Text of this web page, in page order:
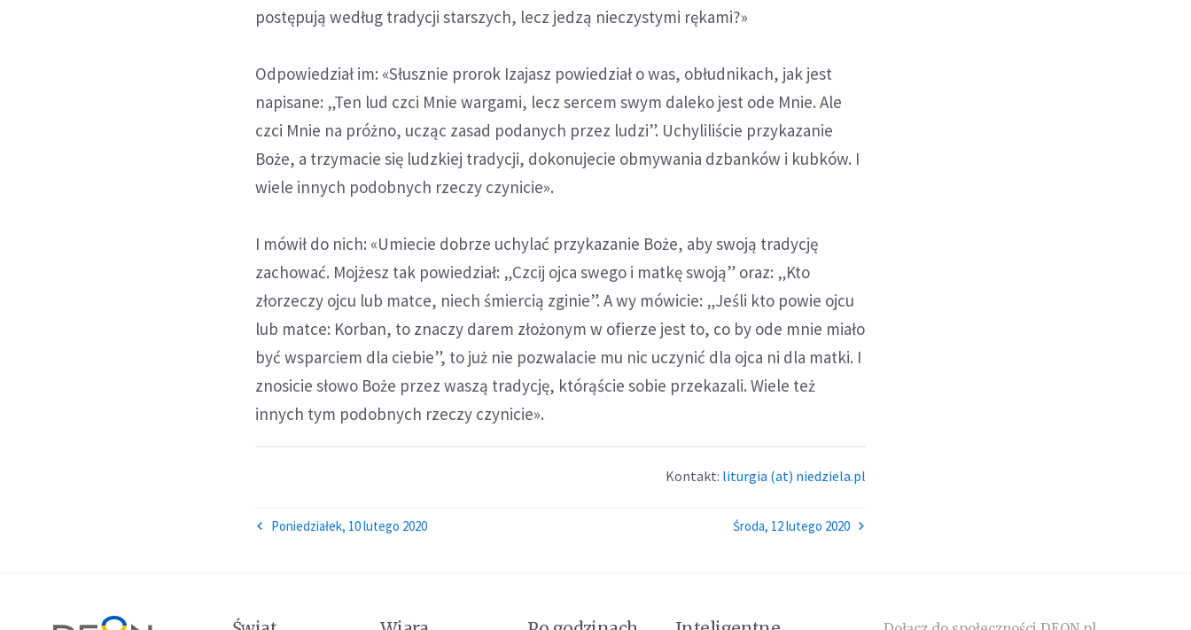
postępują według tradycji starszych, lecz jedzą nieczystymi rękami?»
Odpowiedział im: «Słusznie prorok Izajasz powiedział o was, obłudnikach, jak jest
napisane: „Ten lud czci Mnie wargami, lecz sercem swym daleko jest ode Mnie. Ale
czci Mnie na próżno, ucząc zasad podanych przez ludzi”. Uchyliliście przykazanie
Boże, a trzymacie się ludzkiej tradycji, dokonujecie obmywania dzbanków i kubków. I
wiele innych podobnych rzeczy czynicie».
I mówił do nich: «Umiecie dobrze uchylać przykazanie Boże, aby swoją tradycję
zachować. Mojżesz tak powiedział: „Czcij ojca swego i matkę swoją” oraz: „Kto
złorzeczy ojcu lub matce, niech śmiercią zginie”. A wy mówicie: „Jeśli kto powie ojcu
lub matce: Korban, to znaczy darem złożonym w ofierze jest to, co by ode mnie miało
być wsparciem dla ciebie”, to już nie pozwalacie mu nic uczynić dla ojca ni dla matki. I
znosicie słowo Boże przez waszą tradycję, którąście sobie przekazali. Wiele też
innych tym podobnych rzeczy czynicie».
Kontakt: liturgia (at) niedziela.pl
Poniedziałek, 10 lutego 2020 Środa, 12 lutego 2020